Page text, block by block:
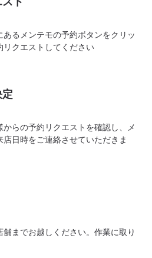
あるメンテモの予約ボタンをクリッ
リクエストしてください
からの予約リクエストを確認し、メ
店日時をご連絡させていただきま
舗までお越しください。作業に取り